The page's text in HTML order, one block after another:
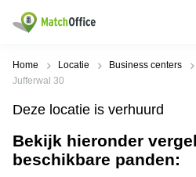
Huren / Verhuren
Productpagina's
Kantoorruimten
Business
Populaire
Steden
Alkmaar
Populaire
zoekopdrachten
Kantoorruimte
in Breda
Help
Over ons
Home Locatie Business centers
Jufferwal 30
Deze locatie is verhuurd
Bekijk hieronder
beschikbare panden: